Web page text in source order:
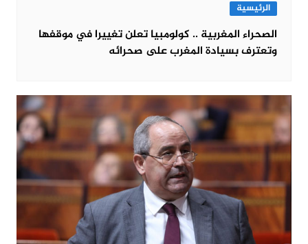
الرئيسية
الصحراء المغربية .. كولومبيا تعلن تغييرا في موقفها
وتعترف بسيادة المغرب على صحرائه